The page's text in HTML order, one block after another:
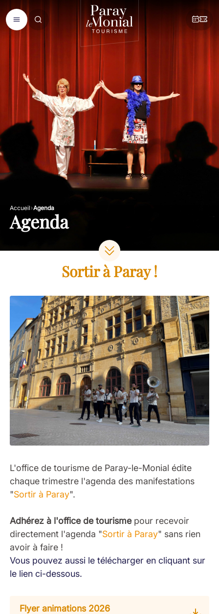
Accueil Agenda
Agenda
Sortir à Paray !
L'office de tourisme de Paray-le-Monial édite
chaque trimestre l'agenda des manifestations
"Sortir à Paray".
Adhérez à l'office de tourismepour recevoir
directement l'agenda "Sortir à Paray" sans rien
avoir à faire !
Vous pouvez aussi le télécharger en cliquant sur
le lien ci-dessous.
Flyer animations 2026